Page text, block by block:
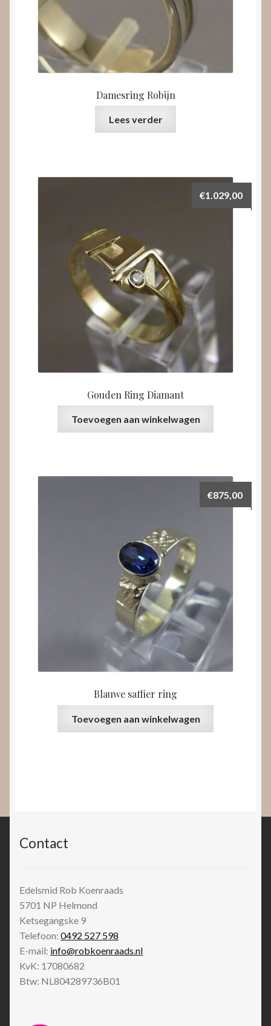
Damesring Robijn
Lees verder
Gouden Ring Diamant
€1.029,00
Toevoegen aan winkelwagen
Blauwe saffier ring
€875,00
Toevoegen aan winkelwagen
Contact
Edelsmid Rob Koenraads
5701 NP Helmond
Ketsegangske 9
Telefoon: 0492 527 598
E-mail: info@robkoenraads.nl
KvK: 17080682
Btw: NL804289736B01